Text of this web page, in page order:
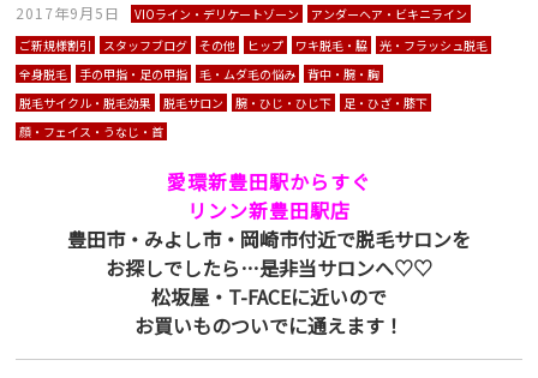
2017年9月5日 VIOライン・デリケートゾーン
アンダーヘア・ビキニライン
ご新規様割引
スタッフブログ その他 ヒップ ワキ脱毛・脇
光・フラッシュ脱毛
全身脱毛
手の甲指・足の甲指 毛・ムダ毛の悩み
背中・腕・胸
脱毛サイクル・脱毛効果
脱毛サロン 腕・ひじ・ひじ下
足・ひざ・膝下
顔・フェイス・うなじ・首
愛環新豊田駅からすぐ
リンン新豊田駅店
豊田市・みよし市・岡崎市付近で脱毛サロンを
お探しでしたら…是非当サロンへ♡♡
松坂屋・T-FACEに近いので
お買いものついでに通えます！